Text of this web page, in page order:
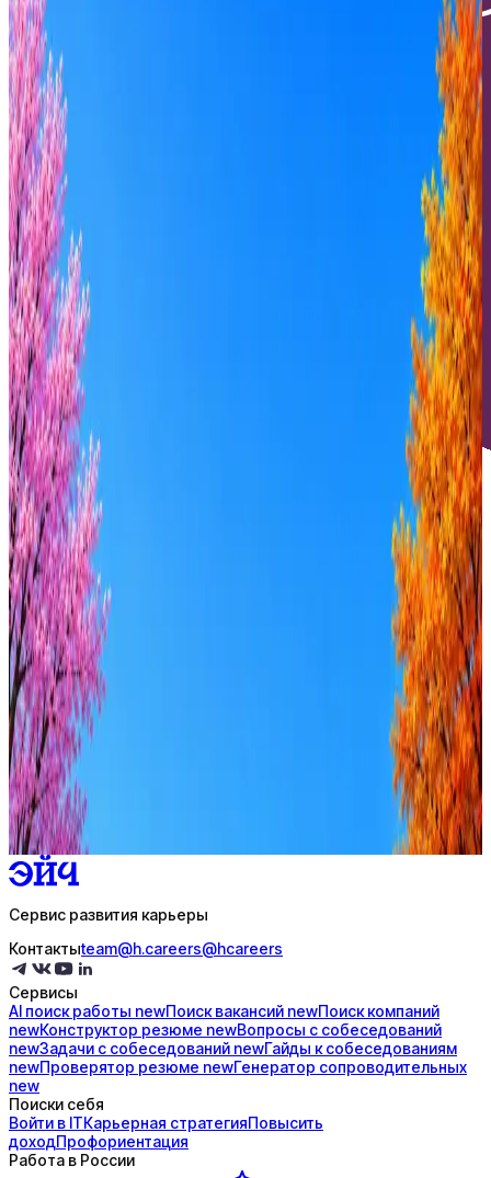
Отдельнов Олег Вадимович
1активная вакансия
Оффер быстрее с Эйч
Стратегия поиска с AI: рынки, позиции, вилка, каналы
Ежедневный подбор из 600+ источников
AI генерация сопроводительных писем
Сервис развития карьеры
Контактыteam@h.careers@hcareers
Сервисы
AI поискработы newПоисквакансий newПоисккомпаний
newКонструктор резюме newВопросы с собеседований
newЗадачи с собеседований newГайды ксобеседованиям
newПроверятор резюме newГенератор сопроводительных
new
Поиски себя
Войти в ITКарьерная стратегияПовысить
доходПрофориентация
Работа в России